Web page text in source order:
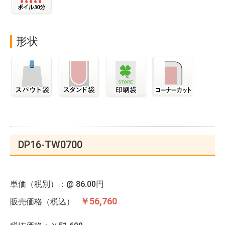
形状
DP16-TW0700
単価（税別）：@ 86.00円
販売価格（税込）
￥56,760